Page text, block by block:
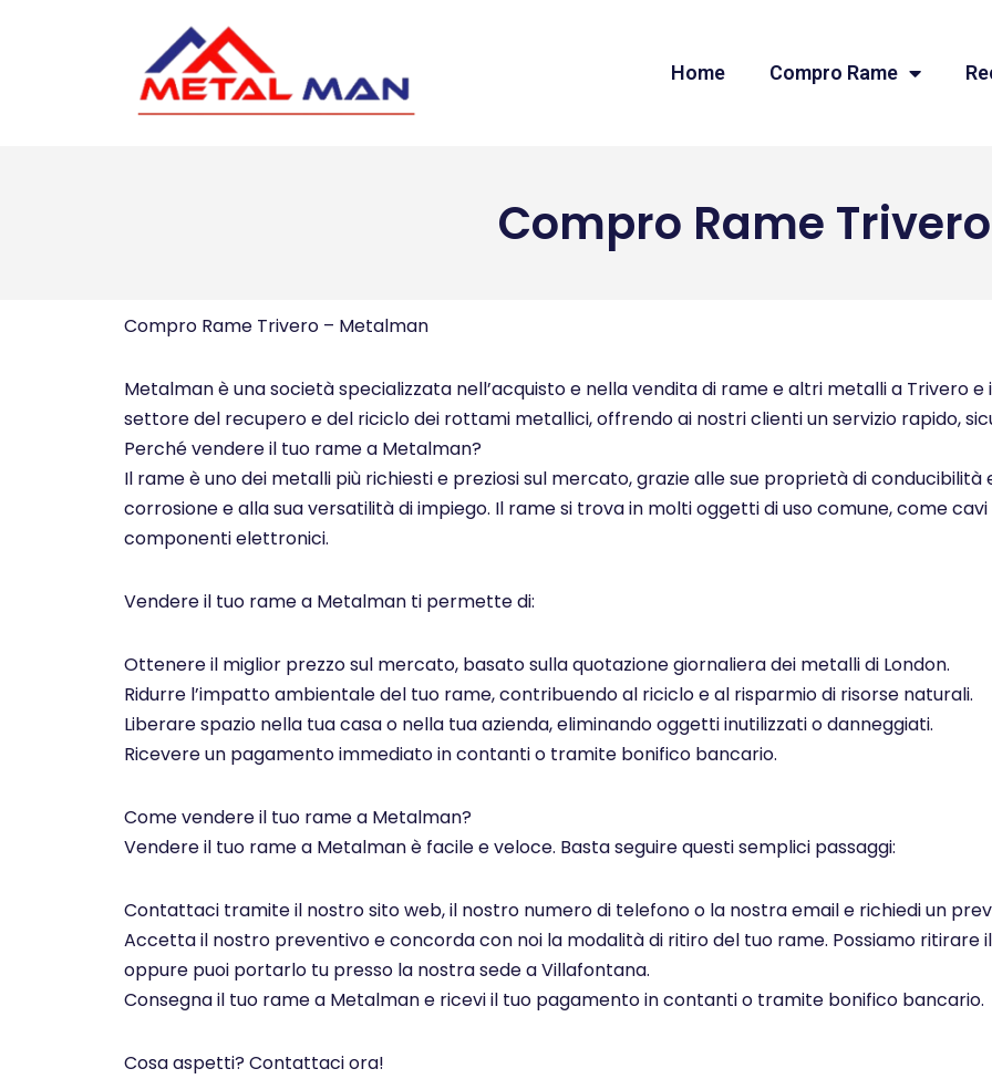
Home Compro Rame
Compro Rame Trivero
Compro Rame Trivero – Metalman
Metalman è una società specializzata nell’acquisto e nella vendita di rame e altri metalli a Trivero
settore del recupero e del riciclo dei rottami metallici, offrendo ai nostri clienti un servizio rapido,
Perché vendere il tuo rame a Metalman?
Il rame è uno dei metalli più richiesti e preziosi sul mercato, grazie alle sue proprietà di
corrosione e alla sua versatilità di impiego. Il rame si trova in molti oggetti di uso comune, come
componenti elettronici.
Vendere il tuo rame a Metalman ti permette di:
Ottenere il miglior prezzo sul mercato, basato sulla quotazione giornaliera dei metalli di London.
Ridurre l’impatto ambientale del tuo rame, contribuendo al riciclo e al risparmio di risorse naturali.
Liberare spazio nella tua casa o nella tua azienda, eliminando oggetti inutilizzati o danneggiati.
Ricevere un pagamento immediato in contanti o tramite bonifico bancario.
Come vendere il tuo rame a Metalman?
Vendere il tuo rame a Metalman è facile e veloce. Basta seguire questi semplici passaggi:
Contattaci tramite il nostro sito web, il nostro numero di telefono o la nostra email e richiedi un
Accetta il nostro preventivo e concorda con noi la modalità di ritiro del tuo rame. Possiamo ritirare
oppure puoi portarlo tu presso la nostra sede a Villafontana.
Consegna il tuo rame a Metalman e ricevi il tuo pagamento in contanti o tramite bonifico bancario.
Cosa aspetti? Contattaci ora!